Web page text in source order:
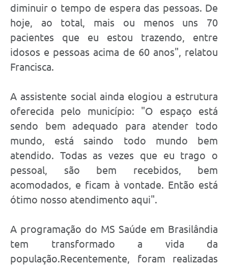
diminuir o tempo de espera das pessoas. De
hoje, ao total, mais ou menos uns 70
pacientes que eu estou trazendo, entre
idosos e pessoas acima de 60 anos", relatou
Francisca.
A assistente social ainda elogiou a estrutura
oferecida pelo município: "O espaço está
sendo bem adequado para atender todo
mundo, está saindo todo mundo bem
atendido. Todas as vezes que eu trago o
pessoal, são bem recebidos, bem
acomodados, e ficam à vontade. Então está
ótimo nosso atendimento aqui".
A programação do MS Saúde em Brasilândia
tem transformado a vida da
população.Recentemente, foram realizadas